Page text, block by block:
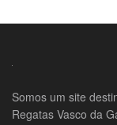
Somos um site
Regatas Vasco da